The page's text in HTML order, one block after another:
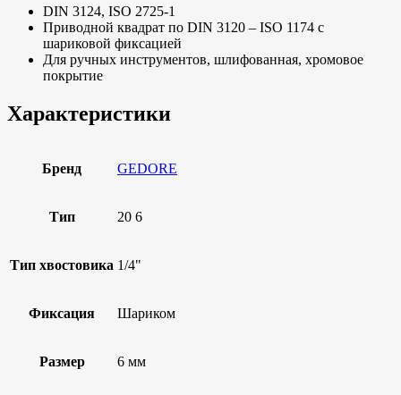
DIN 3124, ISO 2725-1
Приводной квадрат по DIN 3120 – ISO 1174 с
шариковой фиксацией
Для ручных инструментов, шлифованная, хромовое
покрытие
Характеристики
Бренд GEDORE
Тип 20 6
Тип хвостовика 1/4"
Фиксация Шариком
Размер 6 мм